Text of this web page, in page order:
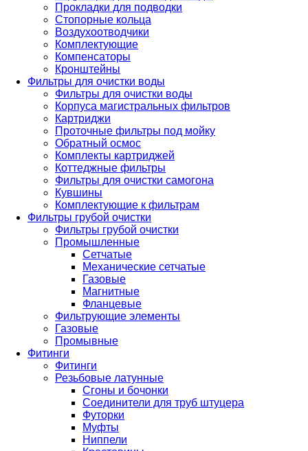
Прокладки для подводки
Стопорные кольца
Воздухоотводчики
Комплектующие
Компенсаторы
Кронштейны
Фильтры для очистки воды
Фильтры для очистки воды
Корпуса магистральных фильтров
Картриджи
Проточные фильтры под мойку
Обратный осмос
Комплекты картриджей
Коттеджные фильтры
Фильтры для очистки самогона
Кувшины
Комплектующие к фильтрам
Фильтры грубой очистки
Фильтры грубой очистки
Промышленные
Сетчатые
Механические сетчатые
Газовые
Магнитные
Фланцевые
Фильтрующие элементы
Газовые
Промывные
Фитинги
Фитинги
Резьбовые латунные
Сгоны и бочонки
Соединители для труб штуцера
Футорки
Муфты
Ниппели